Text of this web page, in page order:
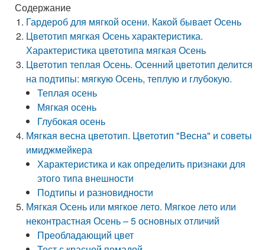
Содержание
Гардероб для мягкой осени. Какой бывает Осень
Цветотип мягкая Осень характеристика.
Характеристика цветотипа мягкая Осень
Цветотип теплая Осень. Осенний цветотип делится
на подтипы: мягкую Осень, теплую и глубокую.
Теплая осень
Мягкая осень
Глубокая осень
Мягкая весна цветотип. Цветотип "Весна" и советы
имиджмейкера
Характеристика и как определить признаки для
этого типа внешности
Подтипы и разновидности
Мягкая Осень или мягкое лето. Мягкое лето или
неконтрастная Осень – 5 основных отличий
Преобладающий цвет